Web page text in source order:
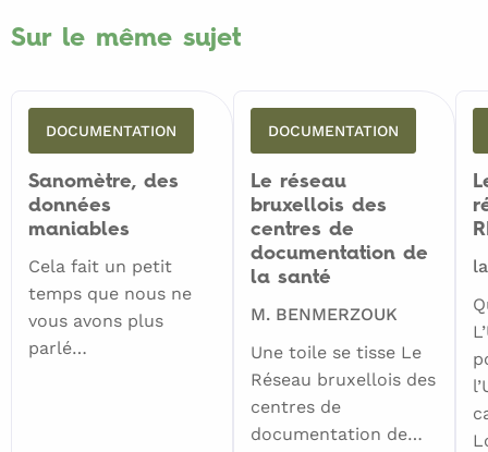
Sur le même sujet
DOCUMENTATION
Sanomètre, des
données
maniables
Cela fait un petit
temps que nous ne
vous avons plus
parlé…
DOCUMENTATION
Le réseau
bruxellois des
centres de
documentation de
la santé
M. BENMERZOUK
Une toile se tisse Le
Réseau bruxellois des
centres de
documentation de…